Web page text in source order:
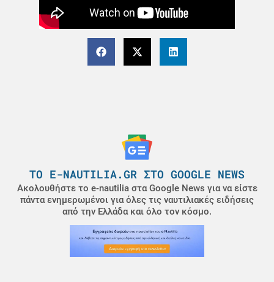
ΤΟ E-NAUTILIA.GR ΣΤΟ GOOGLE NEWS
Ακολουθήστε το e-nautilia στα Google News για να είστε
πάντα ενημερωμένοι για όλες τις ναυτιλιακές ειδήσεις
από την Ελλάδα και όλο τον κόσμο.